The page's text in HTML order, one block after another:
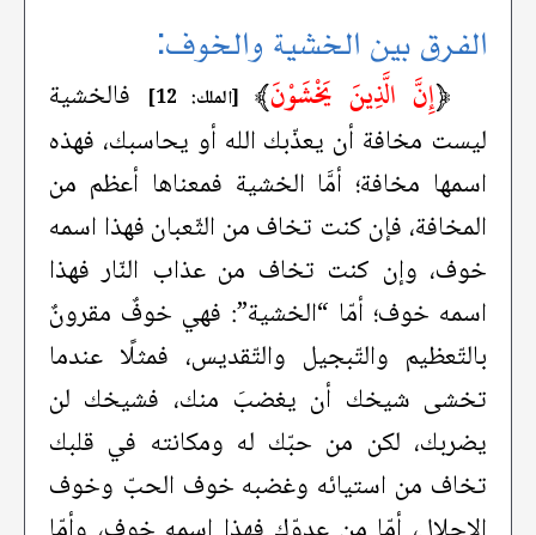
الفرق بين الخشية والخوف:
﴿إِنَّ الَّذِينَ يَخْشَوْنَ﴾ [الملك: 12]
فالخشية
ليست مخافة أن يعذّبك الله أو يحاسبك، فهذه
اسمها مخافة؛ أمَّا الخشية فمعناها أعظم من
المخافة، فإن كنت تخاف من الثّعبان فهذا اسمه
خوف، وإن كنت تخاف من عذاب النّار فهذا
اسمه خوف؛ أمّا “الخشية”: فهي خوفٌ مقرونٌ
بالتّعظيم والتّبجيل والتّقديس، فمثلًا عندما
تخشى شيخك أن يغضبَ منك، فشيخك لن
يضربك، لكن من حبّك له ومكانته في قلبك
تخاف من استيائه وغضبه خوف الحبّ وخوف